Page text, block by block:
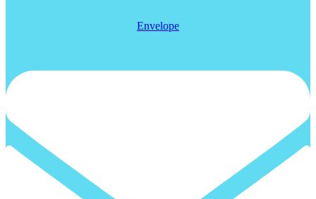
Envelope